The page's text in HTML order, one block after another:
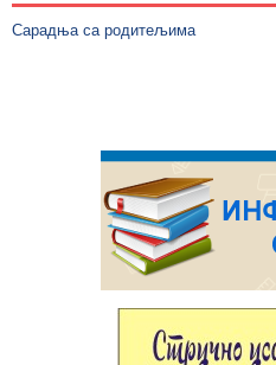
Сарадња са родитељима